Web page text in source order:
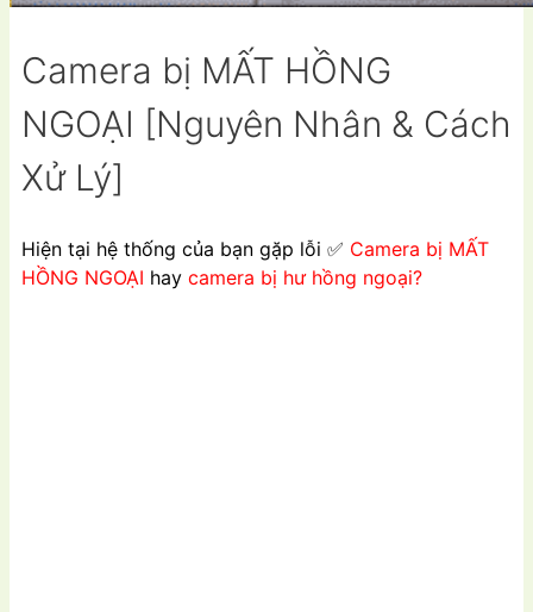
Camera bị MẤT HỒNG
NGOẠI [Nguyên Nhân & Cách
Xử Lý]
Hiện tại hệ thống của bạn gặp lỗi ✅ Camera bị MẤT
HỒNG NGOẠI hay camera bị hư hồng ngoại?